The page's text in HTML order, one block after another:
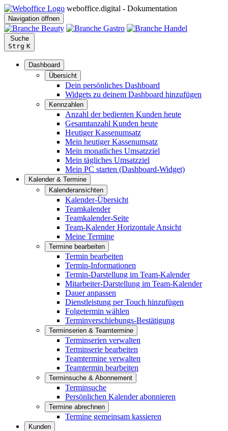
weboffice.digital - Dokumentation
Navigation öffnen
Suche
Strg K
Dashboard
Übersicht
Dein persönliches Dashboard
Widgets zu deinem Dashboard hinzufügen
Kennzahlen
Anzahl der bedienten Kunden heute
Gesamtanzahl Kunden heute
Heutiger Kassenumsatz
Mein heutiger Kassenumsatz
Mein monatliches Umsatzziel
Mein tägliches Umsatzziel
Mein PC starten (Dashboard-Widget)
Kalender & Termine
Kalenderansichten
Kalender-Übersicht
Teamkalender
Teamkalender-Seite
Team-Kalender Horizontale Ansicht
Meine Termine
Termine bearbeiten
Termin bearbeiten
Termin-Informationen
Termin-Darstellung im Team-Kalender
Mitarbeiter-Darstellung im Team-Kalender
Dauer anpassen
Dienstleistung per Touch hinzufügen
Folgetermin wählen
Terminverschiebungs-Bestätigung
Terminserien & Teamtermine
Terminserien verwalten
Terminserie bearbeiten
Teamtermine verwalten
Teamtermin bearbeiten
Terminsuche & Abonnement
Terminsuche
Persönlichen Kalender abonnieren
Termine abrechnen
Termine gemeinsam kassieren
Kunden